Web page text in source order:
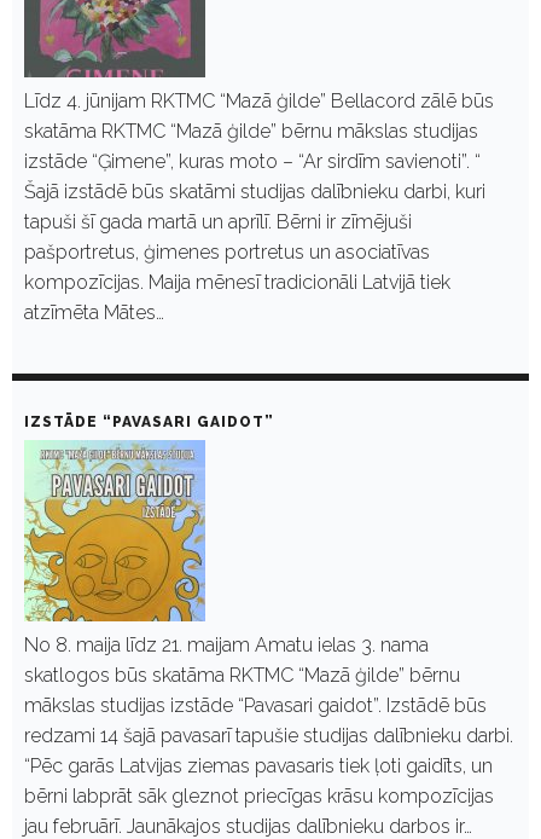
Līdz 4. jūnijam RKTMC “Mazā ģilde” Bellacord zālē būs
skatāma RKTMC “Mazā ģilde” bērnu mākslas studijas
izstāde “Ģimene”, kuras moto – “Ar sirdīm savienoti”. “
Šajā izstādē būs skatāmi studijas dalībnieku darbi, kuri
tapuši šī gada martā un aprīlī. Bērni ir zīmējuši
pašportretus, ģimenes portretus un asociatīvas
kompozīcijas. Maija mēnesī tradicionāli Latvijā tiek
atzīmēta Mātes…
IZSTĀDE “PAVASARI GAIDOT”
No 8. maija līdz 21. maijam Amatu ielas 3. nama
skatlogos būs skatāma RKTMC “Mazā ģilde” bērnu
mākslas studijas izstāde “Pavasari gaidot”. Izstādē būs
redzami 14 šajā pavasarī tapušie studijas dalībnieku darbi.
“Pēc garās Latvijas ziemas pavasaris tiek ļoti gaidīts, un
bērni labprāt sāk gleznot priecīgas krāsu kompozīcijas
jau februārī. Jaunākajos studijas dalībnieku darbos ir…